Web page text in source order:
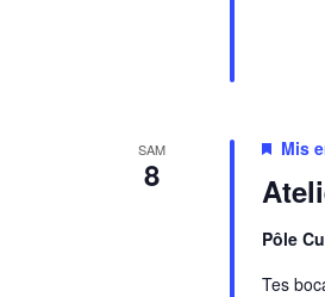
SAM
8
Mis
Pôle
Tes